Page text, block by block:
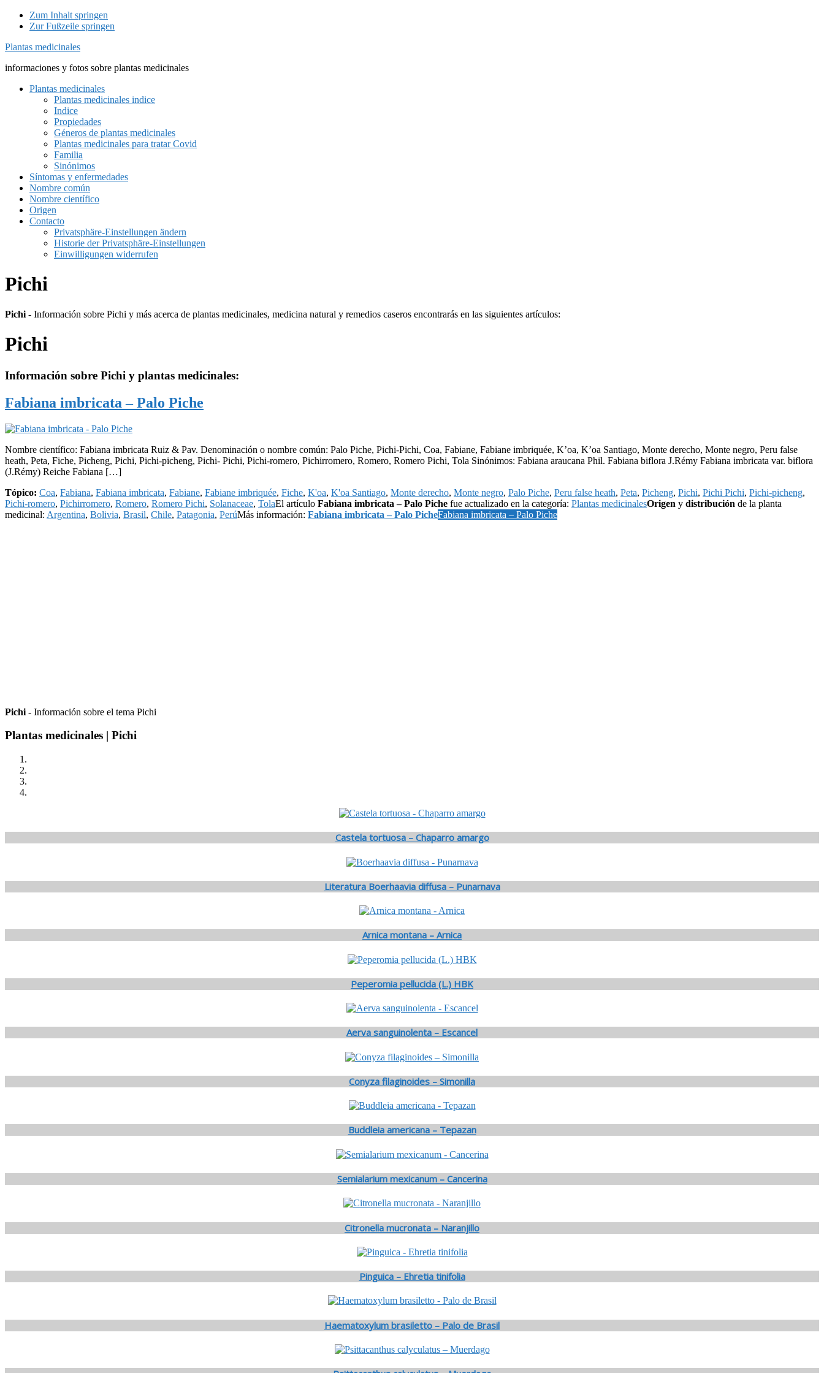
Zum Inhalt springen
Zur Fußzeile springen
Plantas medicinales
informaciones y fotos sobre plantas medicinales
Plantas medicinales
Plantas medicinales indice
Indice
Propiedades
Géneros de plantas medicinales
Plantas medicinales para tratar Covid
Familia
Sinónimos
Síntomas y enfermedades
Nombre común
Nombre científico
Origen
Contacto
Privatsphäre-Einstellungen ändern
Historie der Privatsphäre-Einstellungen
Einwilligungen widerrufen
Pichi
Pichi - Información sobre Pichi y más acerca de plantas medicinales, medicina natural y remedios caseros encontrarás en las siguientes artículos:
Pichi
Información sobre Pichi y plantas medicinales:
Fabiana imbricata – Palo Piche
Nombre científico: Fabiana imbricata Ruiz & Pav. Denominación o nombre común: Palo Piche, Pichi-Pichi, Coa, Fabiane, Fabiane imbriquée, K’oa, K’oa Santiago, Monte derecho, Monte negro, Peru false
heath, Peta, Fiche, Picheng, Pichi, Pichi-picheng, Pichi- Pichi, Pichi-romero, Pichirromero, Romero, Romero Pichi, Tola Sinónimos: Fabiana araucana Phil. Fabiana biflora J.Rémy Fabiana imbricata var. biflora
(J.Rémy) Reiche Fabiana […]
Tópico: Coa, Fabiana, Fabiana imbricata, Fabiane, Fabiane imbriquée, Fiche, K'oa, K'oa Santiago, Monte derecho, Monte negro, Palo Piche, Peru false heath, Peta, Picheng, Pichi, Pichi Pichi, Pichi-picheng,
Pichi-romero, Pichirromero, Romero, Romero Pichi, Solanaceae, TolaEl artículo Fabiana imbricata – Palo Piche fue actualizado en la categoría: Plantas medicinalesOrigen y distribución de la planta
medicinal: Argentina, Bolivia, Brasil, Chile, Patagonia, PerúMás información: Fabiana imbricata – Palo PicheFabiana imbricata – Palo Piche
Pichi - Información sobre el tema Pichi
Plantas medicinales | Pichi
Castela tortuosa – Chaparro amargo
Literatura Boerhaavia diffusa – Punarnava
Arnica montana – Arnica
Peperomia pellucida (L.) HBK
Aerva sanguinolenta – Escancel
Conyza filaginoides – Simonilla
Buddleia americana – Tepazan
Semialarium mexicanum – Cancerina
Citronella mucronata – Naranjillo
Pinguica – Ehretia tinifolia
Haematoxylum brasiletto – Palo de Brasil